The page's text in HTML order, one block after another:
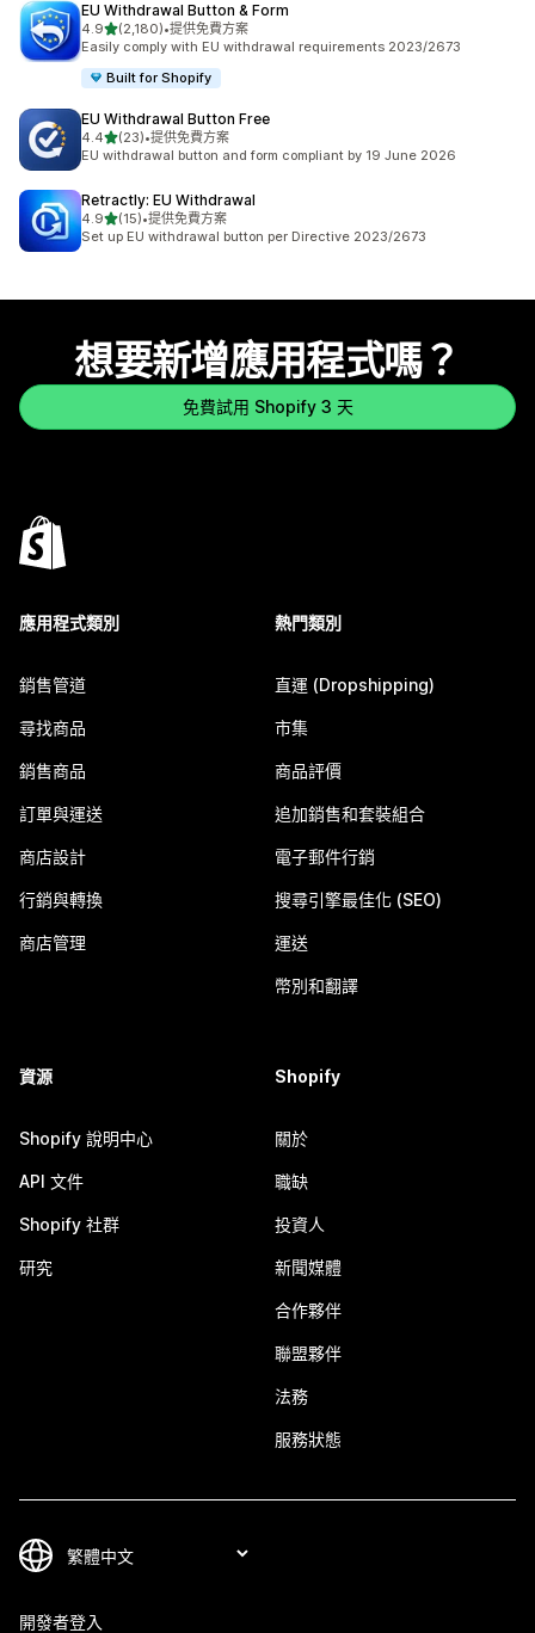
EU Withdrawal Button & Form
4.9滿分 5 顆星
(2,180)
共有 2180 則評價
•提供免費方案
Easily comply with EU withdrawal requirements 2023/2673
Built for Shopify
EU Withdrawal Button Free
4.4滿分 5 顆星
(23)
共有 23 則評價
•提供免費方案
EU withdrawal button and form compliant by 19 June 2026
Retractly: EU Withdrawal
4.9滿分 5 顆星
(15)
共有 15 則評價
•提供免費方案
Set up EU withdrawal button per Directive 2023/2673
想要新增應用程式嗎？
免費試用 Shopify 3 天
應用程式類別
銷售管道
尋找商品
銷售商品
訂單與運送
商店設計
行銷與轉換
商店管理
熱門類別
直運 (Dropshipping)
市集
商品評價
追加銷售和套裝組合
電子郵件行銷
搜尋引擎最佳化 (SEO)
運送
幣別和翻譯
資源
Shopify 說明中心
API 文件
Shopify 社群
研究
Shopify
關於
職缺
投資人
新聞媒體
合作夥伴
聯盟夥伴
法務
服務狀態
開發者登入